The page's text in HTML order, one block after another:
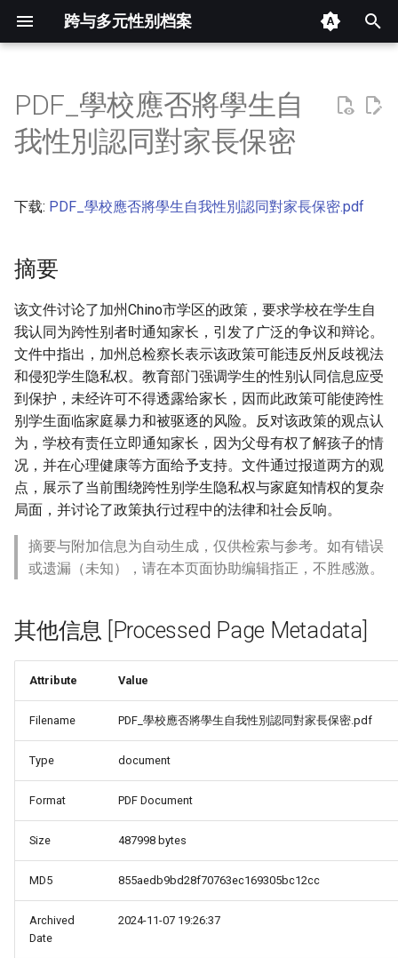
跨与多元性别档案
开
摘要
PDF_學校應否將學生自
我性別認同對家長保密
下载: PDF_學校應否將學生自我性別認同對家長保密.pdf
摘要
该文件讨论了加州Chino市学区的政策，要求学校在学生自
我认同为跨性别者时通知家长，引发了广泛的争议和辩论。
文件中指出，加州总检察长表示该政策可能违反州反歧视法
和侵犯学生隐私权。教育部门强调学生的性别认同信息应受
到保护，未经许可不得透露给家长，因而此政策可能使跨性
别学生面临家庭暴力和被驱逐的风险。反对该政策的观点认
为，学校有责任立即通知家长，因为父母有权了解孩子的情
况，并在心理健康等方面给予支持。文件通过报道两方的观
点，展示了当前围绕跨性别学生隐私权与家庭知情权的复杂
局面，并讨论了政策执行过程中的法律和社会反响。
摘要与附加信息为自动生成，仅供检索与参考。如有错误
或遗漏（未知），请在本页面协助编辑指正，不胜感激。
其他信息 [Processed Page Metadata]
Attribute Value
Filename PDF_學校應否將學生自我性別認同對家長保密.pdf
Type document
Format PDF Document
Size 487998 bytes
MD5 855aedb9bd28f70763ec169305bc12cc
Archived
Date
2024-11-07 19:26:37